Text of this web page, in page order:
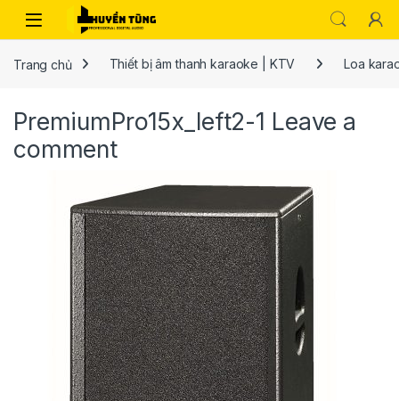
Trang chủ Thiết bị âm thanh karaoke | KTV Loa
PremiumPro15x_left2-1 Leave a
comment